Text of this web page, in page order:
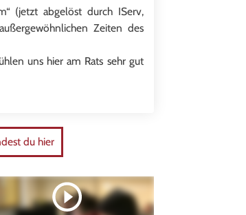
(jetzt abgelöst durch IServ,
Zeiten des
uns hier am Rats sehr gut
du hier